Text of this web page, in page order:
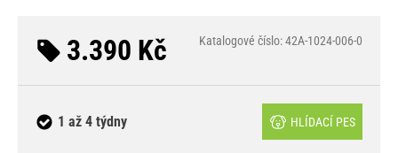
3.390 Kč Katalogové číslo: 42A-1024-006-0
1 až 4 týdny HLÍDACÍ PES